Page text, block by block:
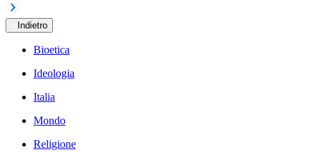
Indietro
Bioetica
Ideologia
Italia
Mondo
Religione